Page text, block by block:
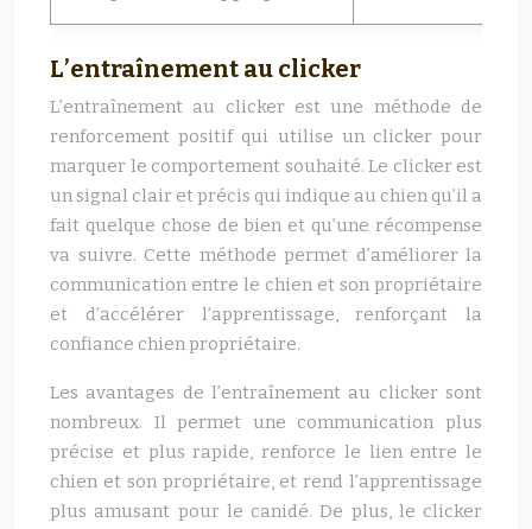
L’entraînement au clicker
L’entraînement au clicker est une méthode de
renforcement positif qui utilise un clicker pour
marquer le comportement souhaité. Le clicker est
un signal clair et précis qui indique au chien qu’il a
fait quelque chose de bien et qu’une récompense
va suivre. Cette méthode permet d’améliorer la
communication entre le chien et son propriétaire
et d’accélérer l’apprentissage, renforçant la
confiance chien propriétaire.
Les avantages de l’entraînement au clicker sont
nombreux. Il permet une communication plus
précise et plus rapide, renforce le lien entre le
chien et son propriétaire, et rend l’apprentissage
plus amusant pour le canidé. De plus, le clicker